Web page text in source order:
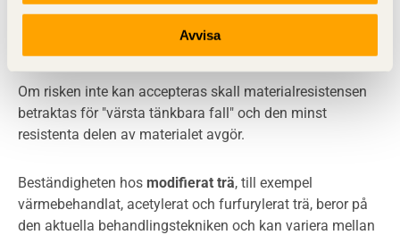
Avvisa
Om risken inte kan accepteras skall materialresistensen
betraktas för "värsta tänkbara fall" och den minst
resistenta delen av materialet avgör.
Beständigheten hos modifierat trä, till exempel
värmebehandlat, acetylerat och furfurylerat trä, beror på
den aktuella behandlingstekniken och kan variera mellan